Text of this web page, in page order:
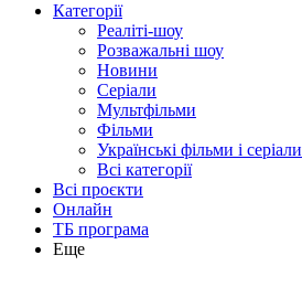
Категорії
Реаліті-шоу
Розважальні шоу
Новини
Серіали
Мультфільми
Фільми
Українські фільми і серіали
Всі категорії
Всі проєкти
Онлайн
ТБ програма
Еще